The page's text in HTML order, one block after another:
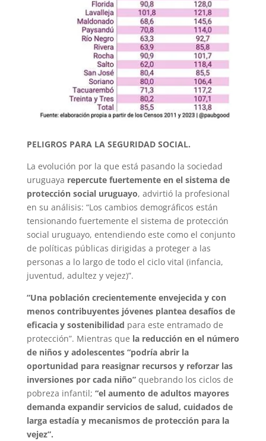
PELIGROS PARA LA SEGURIDAD SOCIAL.
La evolución por la que está pasando la sociedad
uruguaya repercute fuertemente en el sistema de
protección social uruguayo, advirtió la profesional
en su análisis: “Los cambios demográficos están
tensionando fuertemente el sistema de protección
social uruguayo, entendiendo este como el conjunto
de políticas públicas dirigidas a proteger a las
personas a lo largo de todo el ciclo vital (infancia,
juventud, adultez y vejez)”.
“Una población crecientemente envejecida y con
menos contribuyentes jóvenes plantea desafíos de
eficacia y sostenibilidad para este entramado de
protección”. Mientras que la reducción en el número
de niños y adolescentes “podría abrir la
oportunidad para reasignar recursos y reforzar las
inversiones por cada niño”quebrando los ciclos de
pobreza infantil; “el aumento de adultos mayores
demanda expandir servicios de salud, cuidados de
larga estadía y mecanismos de protección para la
vejez”.